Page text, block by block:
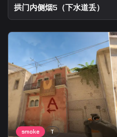
拱门内侧烟5（下水道丢）